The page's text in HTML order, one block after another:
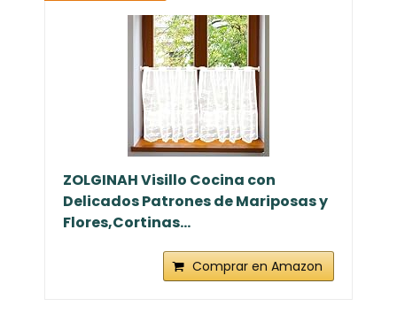
ZOLGINAH Visillo Cocina con
Delicados Patrones de Mariposas y
Flores,Cortinas...
Comprar en Amazon